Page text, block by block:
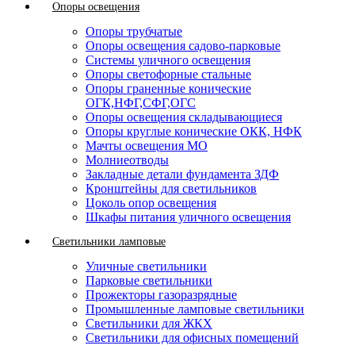
Опоры освещения
Опоры трубчатые
Опоры освещения садово-парковые
Системы уличного освещения
Опоры светофорные стальные
Опоры граненные конические
ОГК,НФГ,СФГ,ОГС
Опоры освещения складывающиеся
Опоры круглые конические ОКК, НФК
Мачты освещения МО
Молниеотводы
Закладные детали фундамента ЗДФ
Кронштейны для светильников
Цоколь опор освещения
Шкафы питания уличного освещения
Светильники ламповые
Уличные светильники
Парковые светильники
Прожекторы газоразрядные
Промышленные ламповые светильники
Светильники для ЖКХ
Светильники для офисных помещений